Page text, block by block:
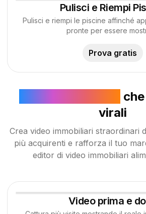
Pulisci e Riempi
Pulisci e riempi le piscine affinché
pronte per essere
Prova gratis
virali
Crea video immobiliari straordinari
più acquirenti e rafforza il tuo
editor di video immobiliari
Video prima e